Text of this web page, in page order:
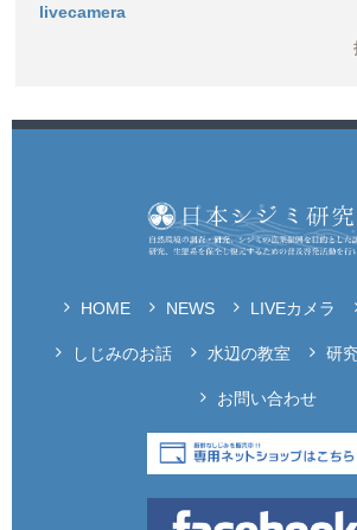
livecamera
HOME NEWS LIVEカメラ
しじみのお話 水辺の教室 研
お問い合わせ